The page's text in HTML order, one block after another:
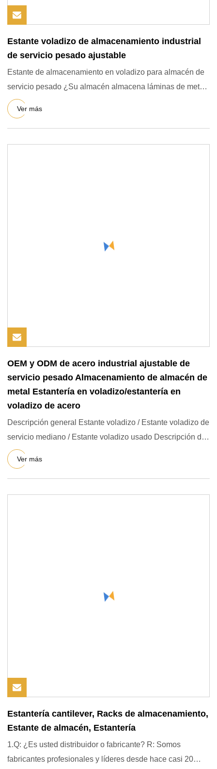
Estante voladizo de almacenamiento industrial
de servicio pesado ajustable
Estante de almacenamiento en voladizo para almacén de
servicio pesado ¿Su almacén almacena láminas de metal
o tablones
Ver más
OEM y ODM de acero industrial ajustable de
servicio pesado Almacenamiento de almacén de
metal Estantería en voladizo/estantería en
voladizo de acero
Descripción general Estante voladizo / Estante voladizo de
servicio mediano / Estante voladizo usado Descripción del
pro
Ver más
Estantería cantilever, Racks de almacenamiento,
Estante de almacén, Estantería
1.Q: ¿Es usted distribuidor o fabricante? R: Somos
fabricantes profesionales y líderes desde hace casi 20